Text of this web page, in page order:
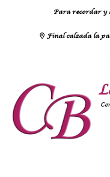
Para recordar y
Final calzada la